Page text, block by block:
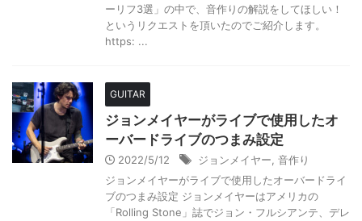
ーリフ3選」の中で、音作りの解説をしてほしい！
というリクエストを頂いたのでご紹介します。
https: ...
GUITAR
ジョンメイヤーがライブで使用したオ
ーバードライブのつまみ設定
2022/5/12 ジョンメイヤー 音作り
ジョンメイヤーがライブで使用したオーバードライ
ブのつまみ設定 ジョンメイヤーはアメリカの
「Rolling Stone」誌でジョン・フルシアンテ、デレ